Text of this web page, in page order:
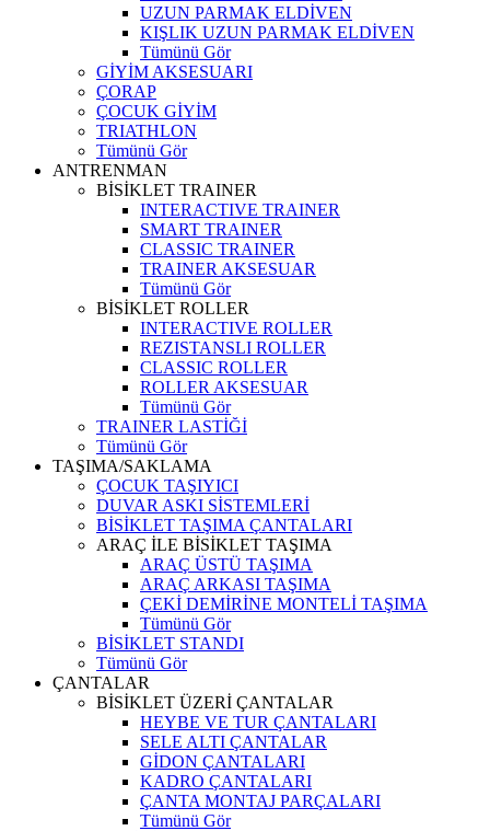
UZUN PARMAK ELDİVEN
KIŞLIK UZUN PARMAK ELDİVEN
Tümünü Gör
GİYİM AKSESUARI
ÇORAP
ÇOCUK GİYİM
TRIATHLON
Tümünü Gör
ANTRENMAN
BİSİKLET TRAINER
INTERACTIVE TRAINER
SMART TRAINER
CLASSIC TRAINER
TRAINER AKSESUAR
Tümünü Gör
BİSİKLET ROLLER
INTERACTIVE ROLLER
REZISTANSLI ROLLER
CLASSIC ROLLER
ROLLER AKSESUAR
Tümünü Gör
TRAINER LASTİĞİ
Tümünü Gör
TAŞIMA/SAKLAMA
ÇOCUK TAŞIYICI
DUVAR ASKI SİSTEMLERİ
BİSİKLET TAŞIMA ÇANTALARI
ARAÇ İLE BİSİKLET TAŞIMA
ARAÇ ÜSTÜ TAŞIMA
ARAÇ ARKASI TAŞIMA
ÇEKİ DEMİRİNE MONTELİ TAŞIMA
Tümünü Gör
BİSİKLET STANDI
Tümünü Gör
ÇANTALAR
BİSİKLET ÜZERİ ÇANTALAR
HEYBE VE TUR ÇANTALARI
SELE ALTI ÇANTALAR
GİDON ÇANTALARI
KADRO ÇANTALARI
ÇANTA MONTAJ PARÇALARI
Tümünü Gör